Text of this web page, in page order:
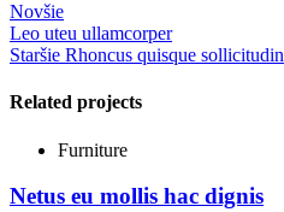
Novšie
Leo uteu ullamcorper
Staršie Rhoncus quisque sollicitudin
Related projects
Furniture
Netus eu mollis hac dignis